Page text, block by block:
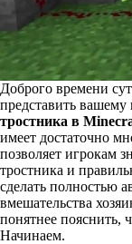
Доброго времени
представить
тростника в
имеет достаточно
позволяет игрокам
тростника и
сделать полностью
вмешательства
понятнее пояснить,
Начинаем.